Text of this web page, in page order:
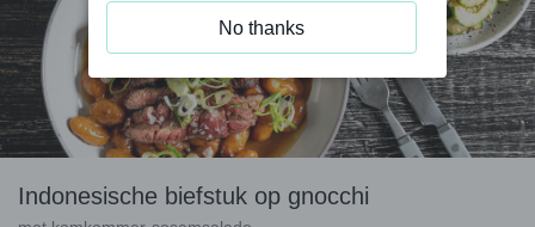
Indonesische biefstuk op gnocchi
No thanks